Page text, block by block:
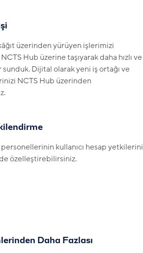
üzerinden yürüyen işlerimizi
Hub üzerine taşıyarak daha hızlı ve
Dijital olarak yeni iş ortağı ve
NCTS Hub üzerinden
kullanıcı hesap yetkilerini
özelleştirebilirsiniz.
Daha Fazlası